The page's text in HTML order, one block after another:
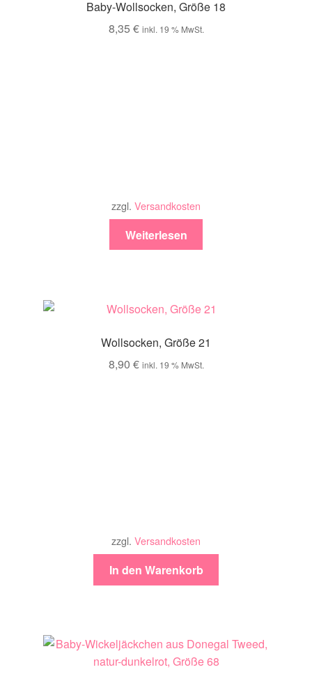
Baby-Wollsocken, Größe 18
8,35 € inkl. 19 % MwSt.
zzgl. Versandkosten
Weiterlesen
Wollsocken, Größe 21
8,90 € inkl. 19 % MwSt.
zzgl. Versandkosten
In den Warenkorb